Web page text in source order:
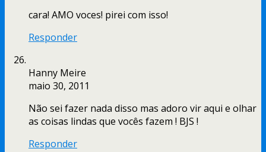
cara! AMO voces! pirei com isso!
Responder
Hanny Meire
maio 30, 2011
Não sei fazer nada disso mas adoro vir aqui e olhar
as coisas lindas que vocês fazem ! BJS !
Responder